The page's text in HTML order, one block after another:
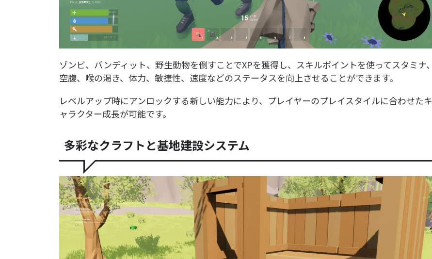
ゾンビ、バンディット、野生動物を倒すことでXPを獲得し、スキルポイントを使ってスタミナ、
空腹、喉の渇き、体力、敏捷性、速度などのステータスを向上させることができます。
レベルアップ時にアンロックする新しい能力により、プレイヤーのプレイスタイルに合わせたキ
ャラクター成長が可能です。
多彩なクラフトと基地建設システム